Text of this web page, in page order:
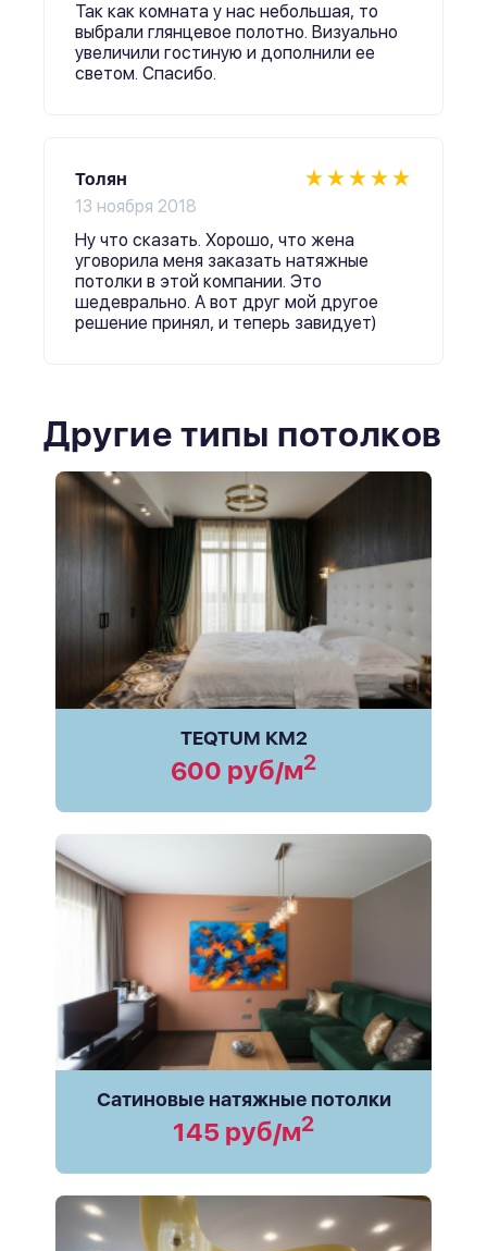
Так как комната у нас небольшая, то
выбрали глянцевое полотно. Визуально
увеличили гостиную и дополнили ее
светом. Спасибо.
Толян
13 ноября 2018
Ну что сказать. Хорошо, что жена
уговорила меня заказать натяжные
потолки в этой компании. Это
шедеврально. А вот друг мой другое
решение принял, и теперь завидует)
Другие типы потолков
TEQTUM КМ2
600 руб/м2
Сатиновые натяжные потолки
145 руб/м2